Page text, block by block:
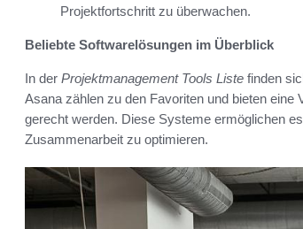
Projektfortschritt zu überwachen.
Beliebte Softwarelösungen im Überblick
In der Projektmanagement Tools Liste finden
Asana zählen zu den Favoriten und bieten eine
gerecht werden. Diese Systeme ermöglichen
Zusammenarbeit zu optimieren.